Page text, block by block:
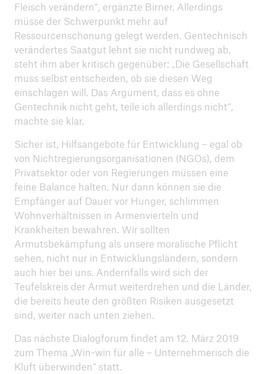
Fleisch verändern“, ergänzte Birner. Allerdings
müsse der Schwerpunkt mehr auf
Ressourcenschonung gelegt werden. Gentechnisch
verändertes Saatgut lehnt sie nicht rundweg ab,
steht ihm aber kritisch gegenüber: „Die Gesellschaft
muss selbst entscheiden, ob sie diesen Weg
einschlagen will. Das Argument, dass es ohne
Gentechnik nicht geht, teile ich allerdings nicht“,
machte sie klar.
Sicher ist, Hilfsangebote für Entwicklung – egal ob
von Nichtregierungsorganisationen (NGOs), dem
Privatsektor oder von Regierungen müssen eine
feine Balance halten. Nur dann können sie die
Empfänger auf Dauer vor Hunger, schlimmen
Wohnverhältnissen in Armenvierteln und
Krankheiten bewahren. Wir sollten
Armutsbekämpfung als unsere moralische Pflicht
sehen, nicht nur in Entwicklungsländern, sondern
auch hier bei uns. Andernfalls wird sich der
Teufelskreis der Armut weiterdrehen und die Länder,
die bereits heute den größten Risiken ausgesetzt
sind, weiter nach unten ziehen.
Das nächste Dialogforum findet am 12. März 2019
zum Thema „Win-win für alle – Unternehmerisch die
Kluft überwinden“ statt.